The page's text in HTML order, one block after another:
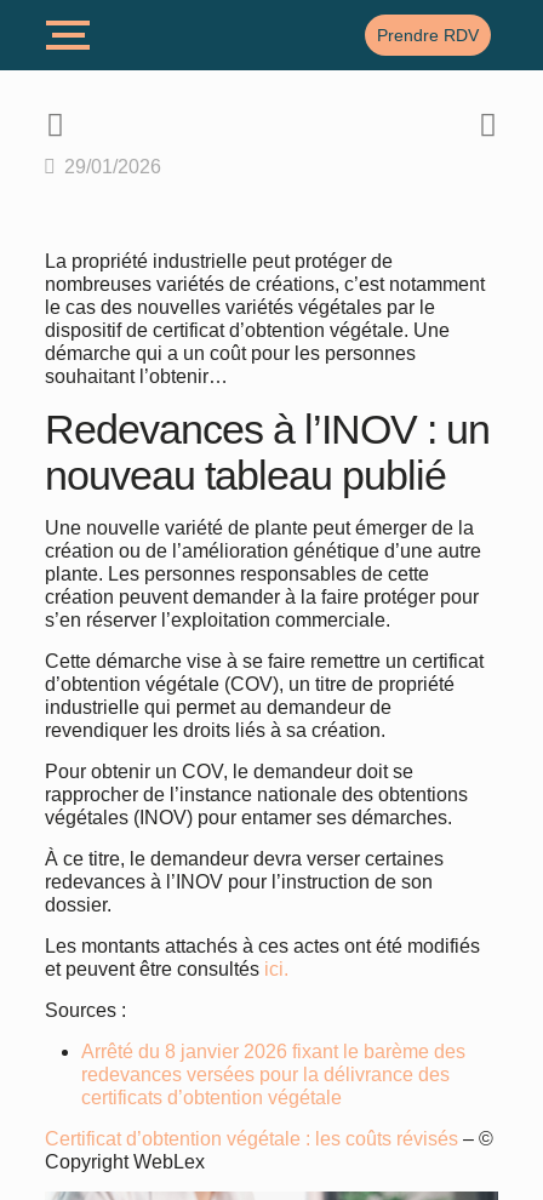
Prendre RDV
29/01/2026
La propriété industrielle peut protéger de
nombreuses variétés de créations, c’est notamment
le cas des nouvelles variétés végétales par le
dispositif de certificat d’obtention végétale. Une
démarche qui a un coût pour les personnes
souhaitant l’obtenir…
Redevances à l’INOV : un
nouveau tableau publié
Une nouvelle variété de plante peut émerger de la
création ou de l’amélioration génétique d’une autre
plante. Les personnes responsables de cette
création peuvent demander à la faire protéger pour
s’en réserver l’exploitation commerciale.
Cette démarche vise à se faire remettre un certificat
d’obtention végétale (COV), un titre de propriété
industrielle qui permet au demandeur de
revendiquer les droits liés à sa création.
Pour obtenir un COV, le demandeur doit se
rapprocher de l’instance nationale des obtentions
végétales (INOV) pour entamer ses démarches.
À ce titre, le demandeur devra verser certaines
redevances à l’INOV pour l’instruction de son
dossier.
Les montants attachés à ces actes ont été modifiés
et peuvent être consultés ici.
Sources :
Arrêté du 8 janvier 2026 fixant le barème des
redevances versées pour la délivrance des
certificats d’obtention végétale
Certificat d’obtention végétale : les coûts révisés– ©
Copyright WebLex